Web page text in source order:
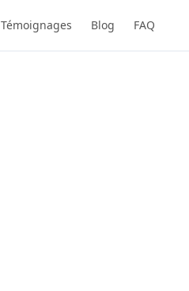
Témoignages Blog FAQ